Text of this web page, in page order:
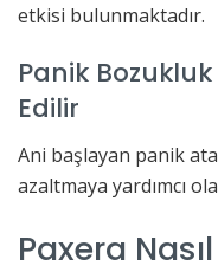
etkisi bulunmaktadır.
Panik
Edilir
Ani başlayan panik
azaltmaya yardımcı
Paxera